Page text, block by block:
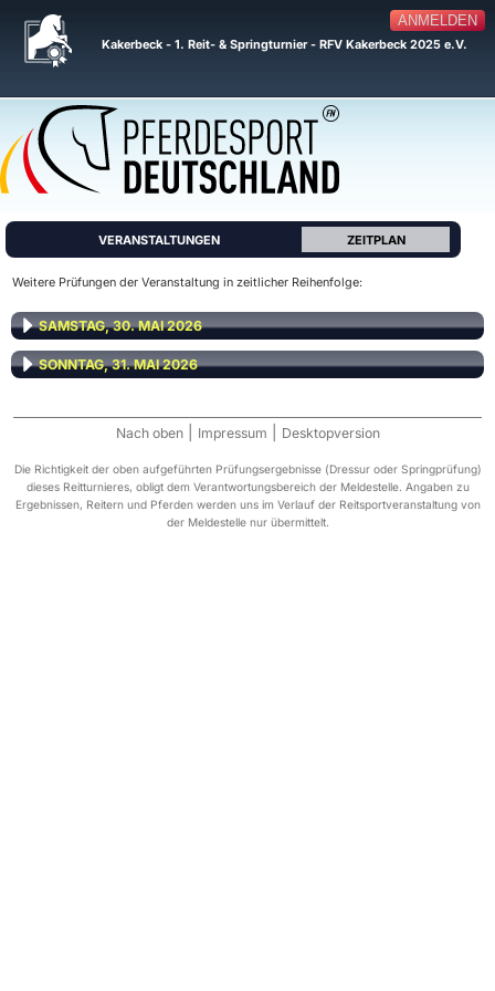
ANMELDEN
Kakerbeck - 1. Reit- & Springturnier - RFV Kakerbeck 2025 e.V.
VERANSTALTUNGEN ZEITPLAN
Weitere Prüfungen der Veranstaltung in zeitlicher Reihenfolge:
SAMSTAG, 30. MAI 2026
SONNTAG, 31. MAI 2026
Nach oben Impressum Desktopversion
Die Richtigkeit der oben aufgeführten Prüfungsergebnisse (Dressur oder Springprüfung)
dieses Reitturnieres, obligt dem Verantwortungsbereich der Meldestelle. Angaben zu
Ergebnissen, Reitern und Pferden werden uns im Verlauf der Reitsportveranstaltung von
der Meldestelle nur übermittelt.